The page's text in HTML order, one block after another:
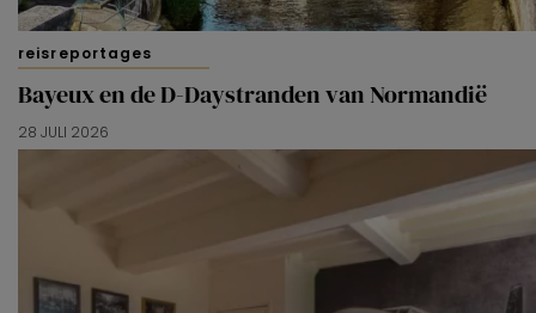
reisreportages
Bayeux en de D-Daystranden van Normandië
28 JULI 2026